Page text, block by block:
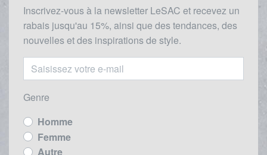
Inscrivez-vous à la newsletter LeSAC et recevez un
rabais jusqu'au 15%, ainsi que des tendances, des
nouvelles et des inspirations de style.
Genre
Homme
Femme
Autre